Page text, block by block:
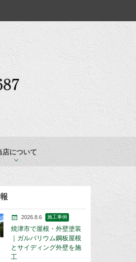
店について
2026.8.6 施工事例
焼津市で屋根・外壁塗装
｜ガルバリウム鋼板屋根
とサイディング外壁を施
工